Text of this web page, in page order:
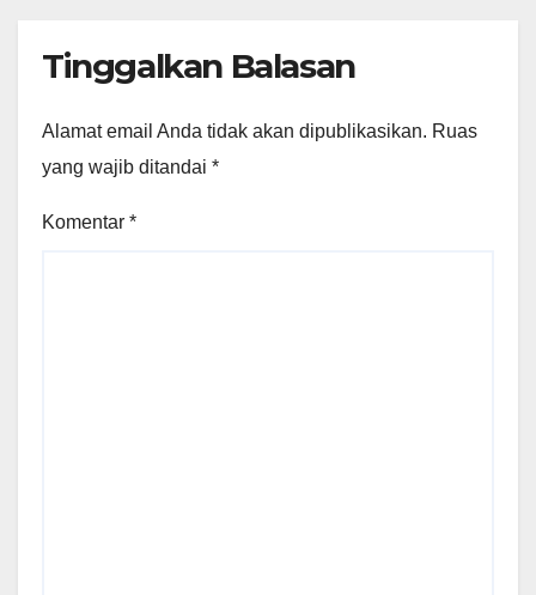
Tinggalkan Balasan
Alamat email Anda tidak akan dipublikasikan. Ruas
yang wajib ditandai *
Komentar *